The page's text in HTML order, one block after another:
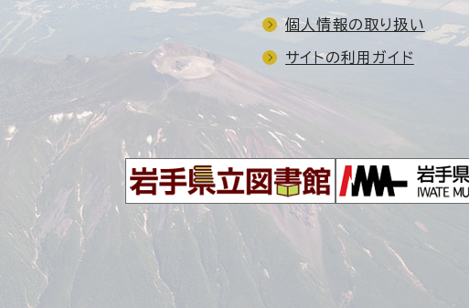
個人情報の取り扱い
サイトの利用ガイド